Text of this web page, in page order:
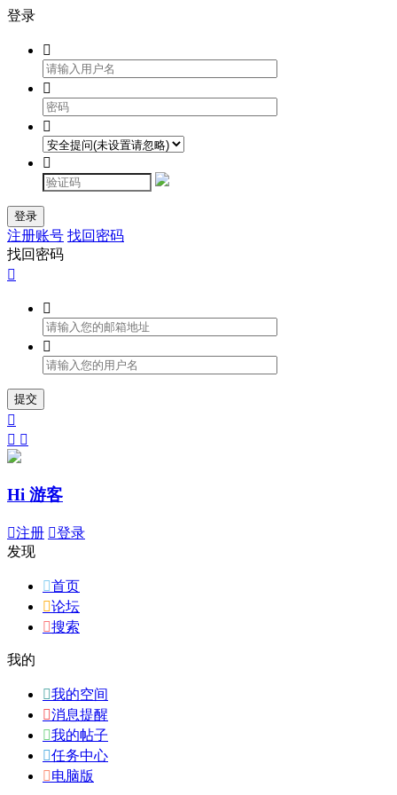
登录




登录
注册账号 找回密码
找回密码



提交

 
Hi 游客
注册 登录
发现
首页
论坛
搜索
我的
我的空间
消息提醒
我的帖子
任务中心
电脑版